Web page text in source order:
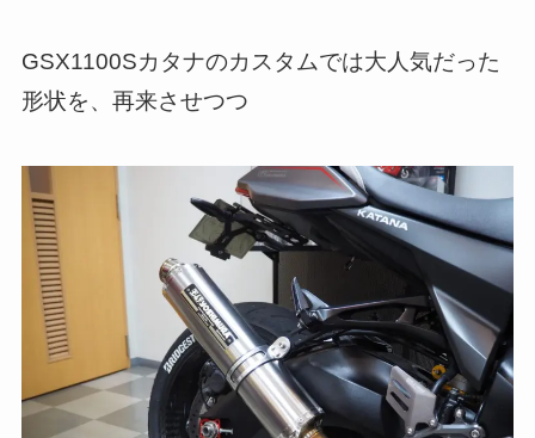
GSX1100Sカタナのカスタムでは大人気だった
形状を、再来させつつ